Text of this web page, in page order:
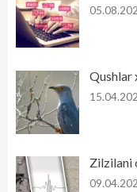
Qushlar
Zilzilani